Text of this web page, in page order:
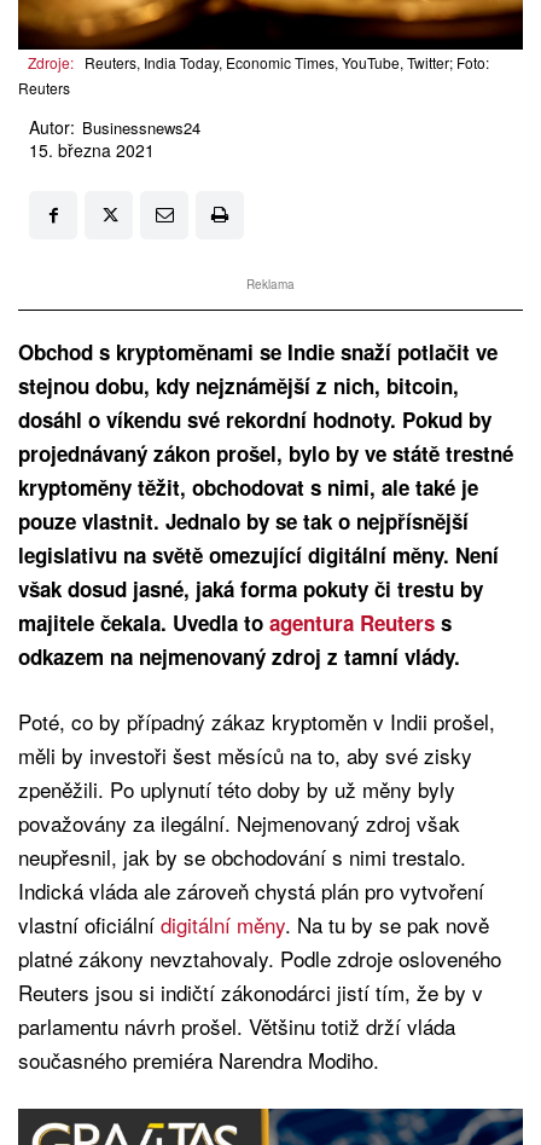
Zdroje: Reuters, India Today, Economic Times, YouTube, Twitter; Foto:
Reuters
Autor: Businessnews24
15. března 2021
Reklama
Obchod s kryptoměnami se Indie snaží potlačit ve
stejnou dobu, kdy nejznámější z nich, bitcoin,
dosáhl o víkendu své rekordní hodnoty. Pokud by
projednávaný zákon prošel, bylo by ve státě trestné
kryptoměny těžit, obchodovat s nimi, ale také je
pouze vlastnit. Jednalo by se tak o nejpřísnější
legislativu na světě omezující digitální měny. Není
však dosud jasné, jaká forma pokuty či trestu by
majitele čekala. Uvedla to agentura Reuters s
odkazem na nejmenovaný zdroj z tamní vlády.
Poté, co by případný zákaz kryptoměn v Indii prošel,
měli by investoři šest měsíců na to, aby své zisky
zpeněžili. Po uplynutí této doby by už měny byly
považovány za ilegální. Nejmenovaný zdroj však
neupřesnil, jak by se obchodování s nimi trestalo.
Indická vláda ale zároveň chystá plán pro vytvoření
vlastní oficiální digitální měny. Na tu by se pak nově
platné zákony nevztahovaly. Podle zdroje osloveného
Reuters jsou si indičtí zákonodárci jistí tím, že by v
parlamentu návrh prošel. Většinu totiž drží vláda
současného premiéra Narendra Modiho.